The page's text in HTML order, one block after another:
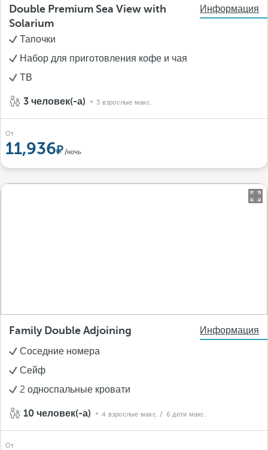
Double Premium Sea View with
Solarium
Информация
Тапочки
Набор для приготовления кофе и чая
ТВ
3 человек(-а) 3 взрослые макс.
От
11,936 /ночь
Family Double Adjoining
Информация
Соседние номера
Сейф
2 односпальные кровати
10 человек(-а) 4 взрослые макс. / 6 дети макс.
От